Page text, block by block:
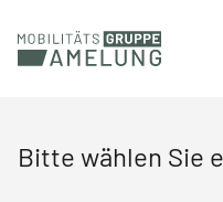
Bitte wählen Sie